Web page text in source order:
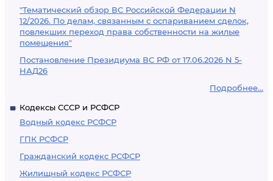
"Тематический обзор ВС Российской Федерации N
12/2026. По делам, связанным с оспариванием сделок,
повлекших переход права собственности на жилые
помещения"
Постановление Президиума ВС РФ от 17.06.2026 N 5-
НАД26
Подробнее...
Кодексы СССР и РСФСР
Водный кодекс РСФСР
ГПК РСФСР
Гражданский кодекс РСФСР
Жилищный кодекс РСФСР